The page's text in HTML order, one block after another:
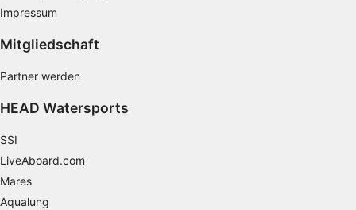
Impressum
Mitgliedschaft
Partner werden
HEAD Watersports
SSI
LiveAboard.com
Mares
Aqualung
Erstellung von Profilen zur Personalisierung
personalisierter Inhalte
Messung der Werbeleistung
oder Kombinationen von Daten aus
verschiedenen Quellen